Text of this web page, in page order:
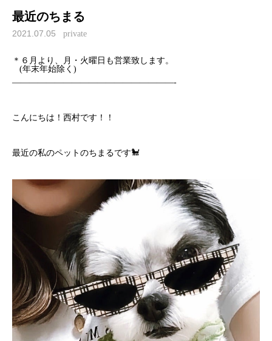
最近のちまる
2021.07.05 private
＊６月より、月・火曜日も営業致します。
(年末年始除く)
———————————————————-
こんにちは！西村です！！
最近の私のペットのちまるです🐩